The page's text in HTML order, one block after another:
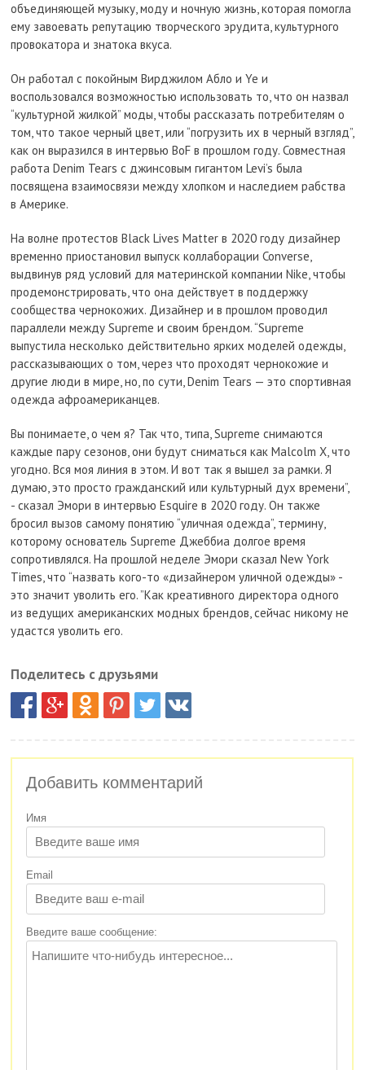
объединяющей музыку, моду и ночную жизнь, которая помогла
ему завоевать репутацию творческого эрудита, культурного
провокатора и знатока вкуса.
Он работал с покойным Вирджилом Абло и Ye и
воспользовался возможностью использовать то, что он назвал
“культурной жилкой” моды, чтобы рассказать потребителям о
том, что такое черный цвет, или “погрузить их в черный взгляд”,
как он выразился в интервью BoF в прошлом году. Совместная
работа Denim Tears с джинсовым гигантом Levi’s была
посвящена взаимосвязи между хлопком и наследием рабства
в Америке.
На волне протестов Black Lives Matter в 2020 году дизайнер
временно приостановил выпуск коллаборации Converse,
выдвинув ряд условий для материнской компании Nike, чтобы
продемонстрировать, что она действует в поддержку
сообщества чернокожих. Дизайнер и в прошлом проводил
параллели между Supreme и своим брендом. “Supreme
выпустила несколько действительно ярких моделей одежды,
рассказывающих о том, через что проходят чернокожие и
другие люди в мире, но, по сути, Denim Tears — это спортивная
одежда афроамериканцев.
Вы понимаете, о чем я? Так что, типа, Supreme снимаются
каждые пару сезонов, они будут сниматься как Malcolm X, что
угодно. Вся моя линия в этом. И вот так я вышел за рамки. Я
думаю, это просто гражданский или культурный дух времени”,
- сказал Эмори в интервью Esquire в 2020 году. Он также
бросил вызов самому понятию “уличная одежда”, термину,
которому основатель Supreme Джеббиа долгое время
сопротивлялся. На прошлой неделе Эмори сказал New York
Times, что “назвать кого-то «дизайнером уличной одежды» -
это значит уволить его. ”Как креативного директора одного
из ведущих американских модных брендов, сейчас никому не
удастся уволить его.
Поделитесь с друзьями
Добавить комментарий
Имя
Email
Введите ваше сообщение: